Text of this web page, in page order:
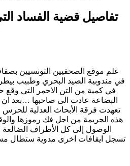
تفاصيل قضية الفساد
علم موقع الصحفيين التونسيين
في مندوبية الصيد البحري وطبيب
في كمية من التن الاحمر التي وقع
البضاعة عادت الى صاحبها …بعد
تعهدت فرقة الأبحاث العدلية
هذه الجريمة من اجل فك رموزها
الوصول إلى كل الأطراف
تسجل ايقافات اخرى مدوية ستطال